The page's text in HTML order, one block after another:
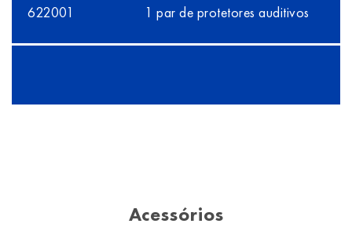
622001 1 par de protetores auditivos
Acessórios